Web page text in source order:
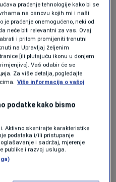
Nc66jcPPFD
praćenje tehnologije kako bi se
na osnovu kojih mi i naši
je praćenje onemogućeno, neki od
neće biti relevantni za vas. Ovaj
i pritom promijeniti trenutni
na Upravljaj željenim
[ili plutajuću ikonu u donjem
Vaš odabir će se
Za više detalja, pogledajte
Više informacija o vašoj
podatke kako bismo
Aktivno skenirajte karakteristike
podataka i/ili pristupanje
i sadržaj, mjerenje
publike i razvoj usluga.